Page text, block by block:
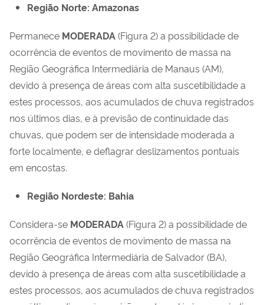
Região Norte: Amazonas
Permanece MODERADA(Figura 2) a possibilidade de
ocorrência de eventos de movimento de massa na
Região Geográfica Intermediária de Manaus (AM),
devido à presença de áreas com alta suscetibilidade a
estes processos, aos acumulados de chuva registrados
nos últimos dias, e à previsão de continuidade das
chuvas, que podem ser de intensidade moderada a
forte localmente, e deflagrar deslizamentos pontuais
em encostas.
Região Nordeste: Bahia
Considera-se MODERADA(Figura 2) a possibilidade de
ocorrência de eventos de movimento de massa na
Região Geográfica Intermediária de Salvador (BA),
devido à presença de áreas com alta suscetibilidade a
estes processos, aos acumulados de chuva registrados